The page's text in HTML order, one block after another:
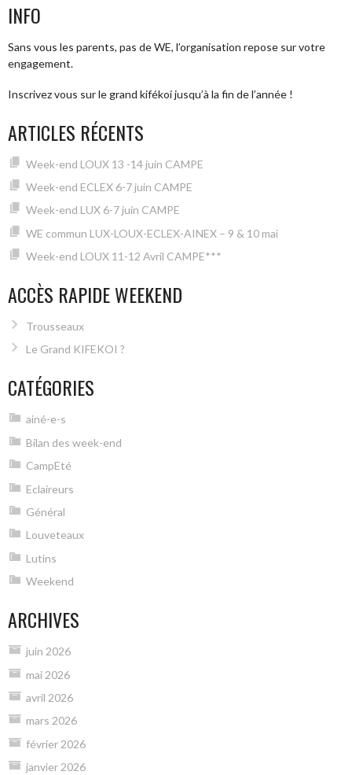
INFO
Sans vous les parents, pas de WE, l’organisation repose sur votre
engagement.
Inscrivez vous sur le grand kifékoi jusqu’à la fin de l’année !
ARTICLES RÉCENTS
Week-end LOUX 13 -14 juin CAMPE
Week-end ECLEX 6-7 juin CAMPE
Week-end LUX 6-7 juin CAMPE
WE commun LUX-LOUX-ECLEX-AINEX – 9 & 10 mai
Week-end LOUX 11-12 Avril CAMPE***
ACCÈS RAPIDE WEEKEND
Trousseaux
Le Grand KIFEKOI ?
CATÉGORIES
ainé-e-s
Bilan des week-end
CampEté
Eclaireurs
Général
Louveteaux
Lutins
Weekend
ARCHIVES
juin 2026
mai 2026
avril 2026
mars 2026
février 2026
janvier 2026